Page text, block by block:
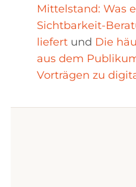
Mittelstand: Was
Sichtbarkeit-
liefertund Die
aus dem
Vorträgen zu